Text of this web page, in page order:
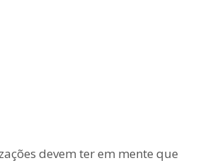
devem ter em mente que